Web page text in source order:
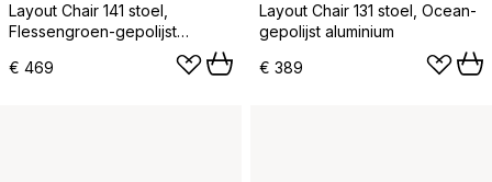
Layout Chair 141 stoel,
Flessengroen-gepolijst
€ 469
Layout Chair 131 stoel, Ocean-
gepolijst aluminium
€ 389